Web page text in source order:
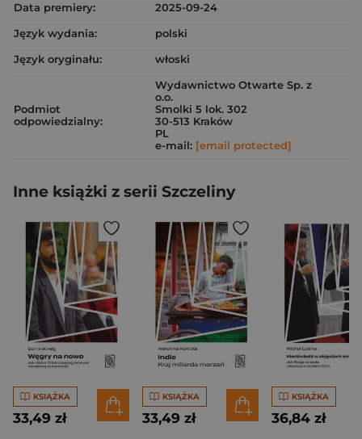
Data premiery:
2025-09-24
Język wydania:
polski
Język oryginału:
włoski
Podmiot
odpowiedzialny:
Wydawnictwo Otwarte Sp. z
o.o.
Smolki 5 lok. 302
30-513 Kraków
PL
e-mail: [email protected]
Inne książki z serii Szczeliny
KSIĄŻKA
33,49 zł
KSIĄŻKA
33,49 zł
KSIĄŻKA
36,84 zł